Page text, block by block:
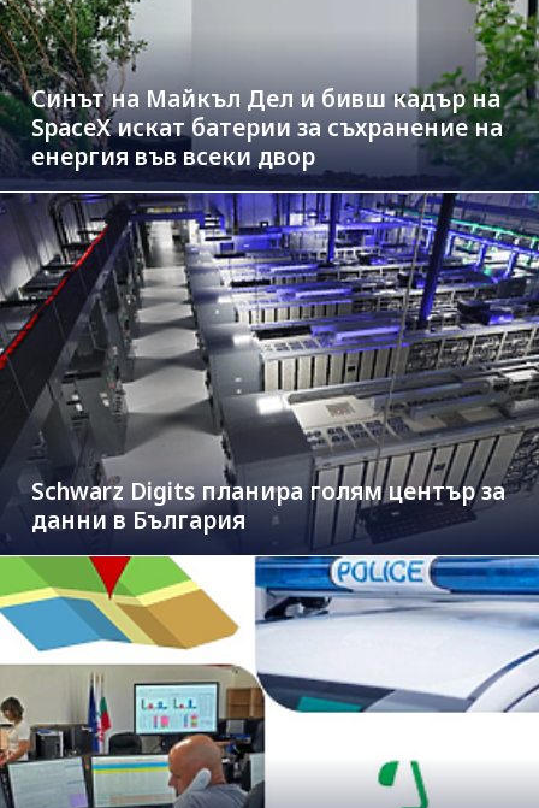
Синът на Майкъл Дeл и бивш кадър на
SpaceX искат батерии за съхранение на
енергия във всеки двор
Schwarz Digits планира голям център за
данни в България